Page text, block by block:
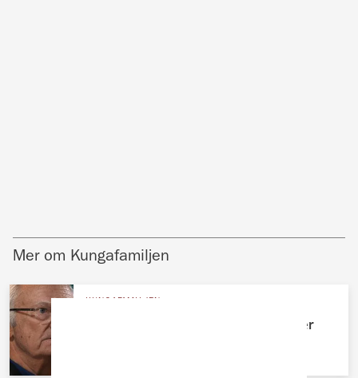
Mer om Kungafamiljen
Kungens okända systerdotter bryter